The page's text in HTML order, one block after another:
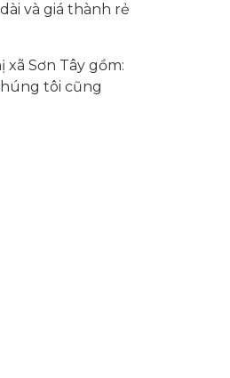
và giá thành rẻ
xã Sơn Tây gồm:
tôi cũng